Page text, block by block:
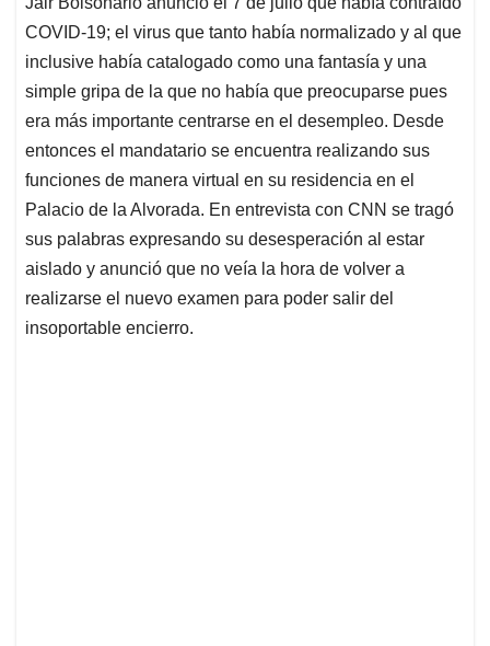
s
A
p
p
b
o
o
k
e
d
I
n
l
a
d
s
COVID-19; el virus que tanto había normalizado y al que
inclusive había catalogado como una fantasía y una
simple gripa de la que no había que preocuparse pues
era más importante centrarse en el desempleo. Desde
entonces el mandatario se encuentra realizando sus
funciones de manera virtual en su residencia en el
Palacio de la Alvorada. En entrevista con CNN se tragó
sus palabras expresando su desesperación al estar
aislado y anunció que no veía la hora de volver a
realizarse el nuevo examen para poder salir del
insoportable encierro.